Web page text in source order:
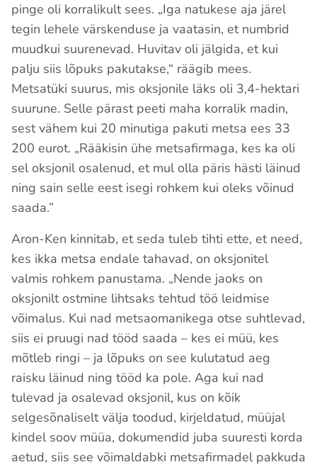
pinge oli korralikult sees. „Iga natukese aja järel
tegin lehele värskenduse ja vaatasin, et numbrid
muudkui suurenevad. Huvitav oli jälgida, et kui
palju siis lõpuks pakutakse,“ räägib mees.
Metsatüki suurus, mis oksjonile läks oli 3,4-hektari
suurune. Selle pärast peeti maha korralik madin,
sest vähem kui 20 minutiga pakuti metsa ees 33
200 eurot. „Rääkisin ühe metsafirmaga, kes ka oli
sel oksjonil osalenud, et mul olla päris hästi läinud
ning sain selle eest isegi rohkem kui oleks võinud
saada.”
Aron-Ken kinnitab, et seda tuleb tihti ette, et need,
kes ikka metsa endale tahavad, on oksjonitel
valmis rohkem panustama. „Nende jaoks on
oksjonilt ostmine lihtsaks tehtud töö leidmise
võimalus. Kui nad metsaomanikega otse suhtlevad,
siis ei pruugi nad tööd saada – kes ei müü, kes
mõtleb ringi – ja lõpuks on see kulutatud aeg
raisku läinud ning tööd ka pole. Aga kui nad
tulevad ja osalevad oksjonil, kus on kõik
selgesõnaliselt välja toodud, kirjeldatud, müüjal
kindel soov müüa, dokumendid juba suuresti korda
aetud, siis see võimaldabki metsafirmadel pakkuda